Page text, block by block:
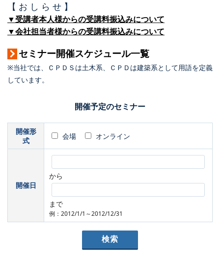
【 お し ら せ 】
▼受講者本人様からの受講料振込みについて
▼会社担当者様からの受講料振込みについて
セミナー開催スケジュール一覧
※当社では、ＣＰＤＳは土木系、ＣＰＤは建築系として用語を定義
しています。
開催予定のセミナー
開催形
式
会場 オンライン
開催日
から
まで
例：2012/1/1～2012/12/31